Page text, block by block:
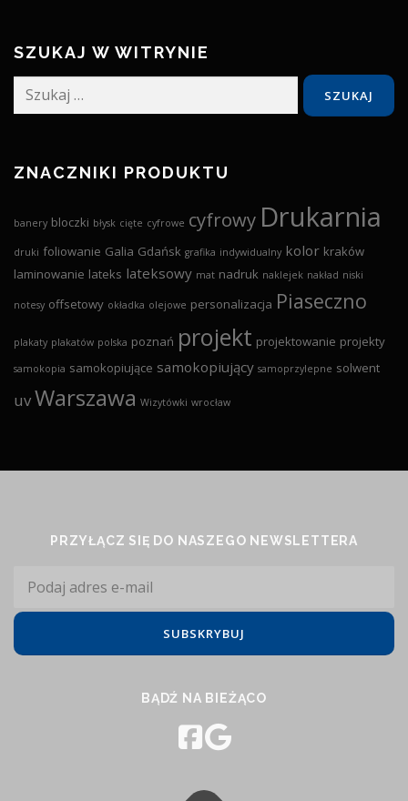
SZUKAJ W WITRYNIE
Szukaj:
ZNACZNIKI PRODUKTU
banery bloczki błysk cięte cyfrowe cyfrowy Drukarnia
druki foliowanie Galia Gdańsk grafika indywidualny kolor kraków
laminowanie lateks lateksowy mat nadruk naklejek nakład niski
notesy offsetowy okładka olejowe personalizacja Piaseczno
plakaty plakatów polska poznań projekt projektowanie projekty
samokopia samokopiujące samokopiujący samoprzylepne solwent
uvWarszawa Wizytówki wrocław
PRZYŁĄCZ SIĘ DO NASZEGO NEWSLETTERA
BĄDŹ NA BIEŻĄCO